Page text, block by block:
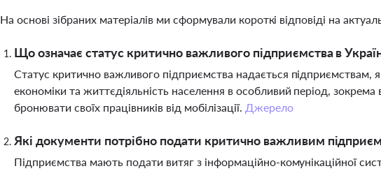
На основі зібраних матеріалів ми сформували короткі відповіді на
Що означає статус критично важливого підприємства в
Статус критично важливого підприємства надається підприємствам,
економіки та життєдіяльність населення в особливий період,
бронювати своїх працівників від мобілізації. Джерело
Які документи потрібно подати критично важливим
Підприємства мають подати витяг з інформаційно-комунікаційної